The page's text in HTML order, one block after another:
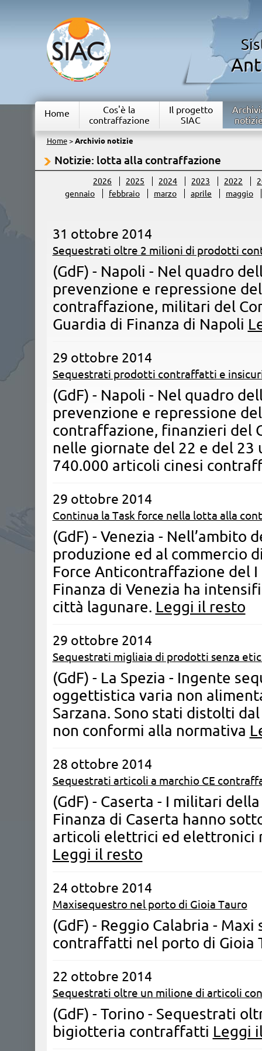
Home
Cos'è la
contraffazione
Il progetto
SIAC
Home> Archivio notizie
Notizie: lotta alla contraffazione
2026 2025 2024 2023 2022
gennaio
febbraio marzo aprile maggio
31 ottobre 2014
Sequestrati oltre 2 milioni di prodotti
(GdF) - Napoli - ​Nel quadro
prevenzione e repressione
contraffazione, militari del
Guardia di Finanza di Napoli
29 ottobre 2014
Sequestrati prodotti contraffatti e
(GdF) - Napoli - Nel quadro
prevenzione e repressione
contraffazione, finanzieri del
nelle giornate del 22 e del 23
740.000 articoli cinesi
29 ottobre 2014
Continua la Task force nella lotta alla
(GdF) - Venezia - Nell’ambito
produzione ed al commercio
Force Anticontraffazione del I
Finanza di Venezia ha
città lagunare. Leggi il resto
29 ottobre 2014
Sequestrati migliaia di prodotti senza
(GdF) - La Spezia - Ingente
oggettistica varia non
Sarzana. Sono stati distolti
non conformi alla normativa
28 ottobre 2014
Sequestrati articoli a marchio CE
(GdF) - Caserta - I militari
Finanza di Caserta hanno
articoli elettrici ed elettronici
Leggi il resto
24 ottobre 2014
Maxisequestro nel porto di Gioia Tauro
(GdF) - Reggio Calabria -
contraffatti nel porto di Gioia
22 ottobre 2014
Sequestrati oltre un milione di articoli
(GdF) - Torino - Sequestrati
bigiotteria contraffatti Leggi